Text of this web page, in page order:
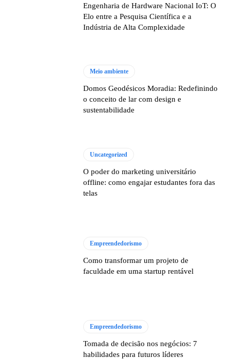
Engenharia de Hardware Nacional IoT: O
Elo entre a Pesquisa Científica e a
Indústria de Alta Complexidade
Meio ambiente
Domos Geodésicos Moradia: Redefinindo
o conceito de lar com design e
sustentabilidade
Uncategorized
O poder do marketing universitário
offline: como engajar estudantes fora das
telas
Empreendedorismo
Como transformar um projeto de
faculdade em uma startup rentável
Empreendedorismo
Tomada de decisão nos negócios: 7
habilidades para futuros líderes